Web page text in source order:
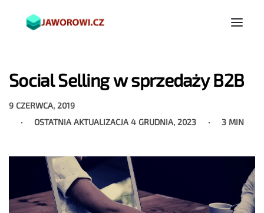
Social Selling w sprzedaży B2B
9 CZERWCA, 2019
OSTATNIA AKTUALIZACJA4 GRUDNIA, 2023 3 MIN